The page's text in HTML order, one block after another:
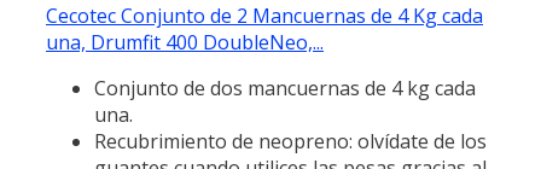
Cecotec Conjunto de 2 Mancuernas de 4 Kg cada
una, Drumfit 400 DoubleNeo,...
Conjunto de dos mancuernas de 4 kg cada
una.
Recubrimiento de neopreno: olvídate de los